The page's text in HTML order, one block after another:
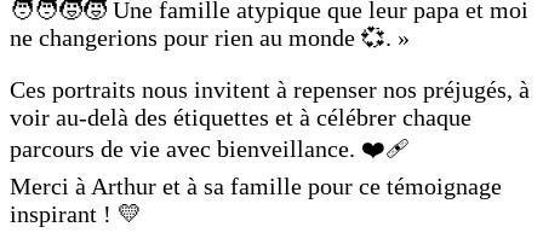
🧑‍🧑‍🧒‍🧒 Une famille atypique que leur papa et moi
ne changerions pour rien au monde 💞. »
Ces portraits nous invitent à repenser nos préjugés, à
voir au-delà des étiquettes et à célébrer chaque
parcours de vie avec bienveillance. ❤️‍🩹
Merci à Arthur et à sa famille pour ce témoignage
inspirant ! 💛